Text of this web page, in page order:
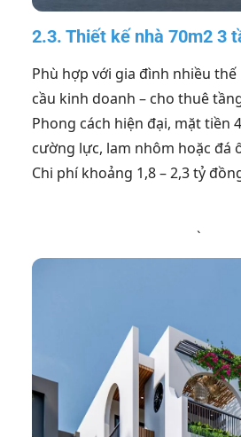
2.3. Thiết kế nhà 70m2 3
Phù hợp với gia đình nhiều thế
cầu kinh doanh – cho thuê
Phong cách hiện đại, mặt tiền
cường lực, lam nhôm hoặc đá
Chi phí khoảng 1,8 – 2,3 tỷ
`